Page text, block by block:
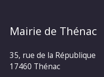
Mairie de Thénac
35, rue de la République
17460 Thénac